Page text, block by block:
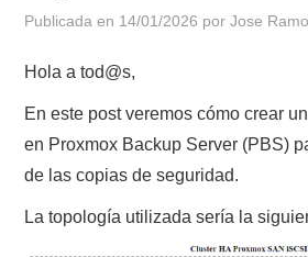
Publicada en 14/01/2026 porJose
Hola a tod@s,
En este post veremos cómo crear
en Proxmox Backup Server (PBS)
de las copias de seguridad.
La topología utilizada sería la